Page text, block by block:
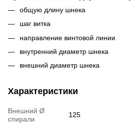
общую длину шнека
шаг витка
направление винтовой линии
внутренний диаметр шнека
внешний диаметр шнека
Характеристики
Внешний Ø
спирали
125